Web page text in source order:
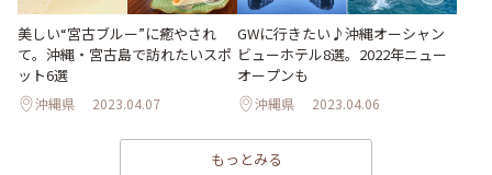
美しい“宮古ブルー”に癒やされ
て。沖縄・宮古島で訪れたいスポ
ット6選
沖縄県 2023.04.07
GWに行きたい♪沖縄オーシャン
ビューホテル8選。2022年ニュー
オープンも
沖縄県 2023.04.06
もっとみる